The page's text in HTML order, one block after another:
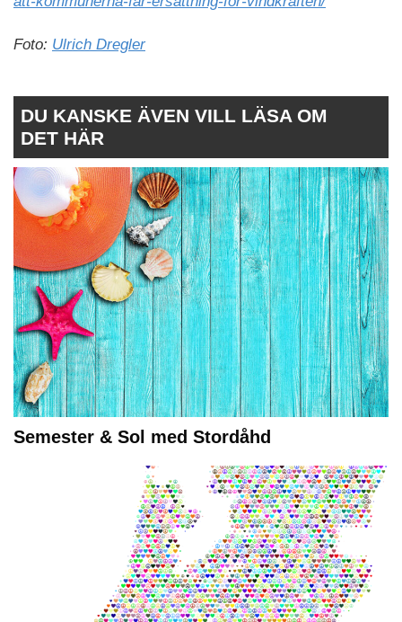
Foto: Ulrich Dregler
DU KANSKE ÄVEN VILL LÄSA OM
DET HÄR
Semester & Sol med Stordåhd